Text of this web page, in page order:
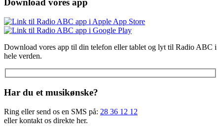
Download vores app
Download vores app til din telefon eller tablet og lyt til Radio ABC i
hele verden.
Har du et musikønske?
Ring eller send os en SMS på: 28 36 12 12
eller kontakt os direkte her.